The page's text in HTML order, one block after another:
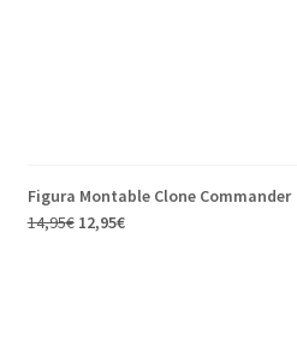
Figura Montable Clone Commander
14,95€ 12,95€